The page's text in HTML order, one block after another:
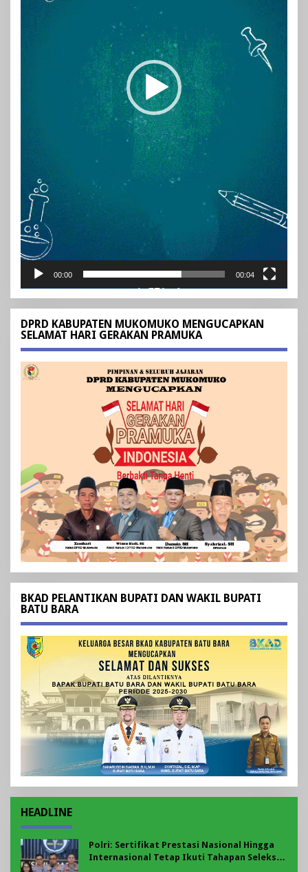
00:00 00:04
DPRD KABUPATEN MUKOMUKO MENGUCAPKAN
SELAMAT HARI GERAKAN PRAMUKA
BKAD PELANTIKAN BUPATI DAN WAKIL BUPATI
BATU BARA
HEADLINE
Polri: Sertifikat Prestasi Nasional Hingga
Internasional Tetap Ikuti Tahapan Seleksi